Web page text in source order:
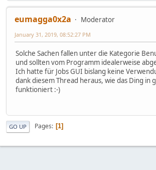
eumagga0x2a
Moderator
January 31, 2019, 08:52:27 PM
Solche Sachen fallen unter die Kategorie
und sollten vom Programm idealerweise
Ich hatte für Jobs GUI bislang keine
dank diesem Thread heraus, wie das Ding in
funktioniert :-)
GO UP Pages 1